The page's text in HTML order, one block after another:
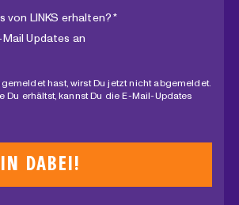
LINKS erhalten? *
Updates an
hast, wirst Du jetzt nicht abgemeldet.
Du erhältst, kannst Du die E-Mail-Updates